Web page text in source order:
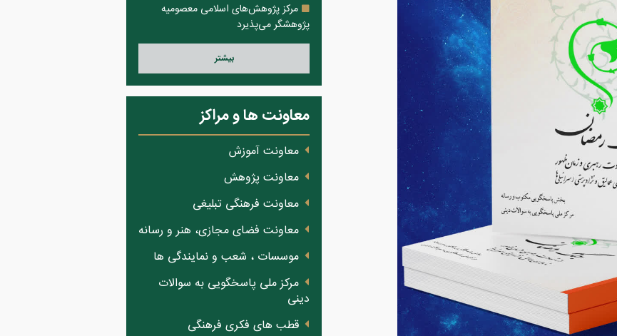
مرکز پژوهش‌های اسلامی معصومیه
پژوهشگر می‌پذیرد
بيشتر
معاونت ها و مراکز
معاونت آموزش
معاونت پژوهش
معاونت فرهنگی تبلیغی
معاونت فضای مجازی، هنر و رسانه
موسسات ، شعب و نمایندگی ها
مرکز ملی پاسخگویی به سوالات
دینی
قطب های فکری فرهنگی